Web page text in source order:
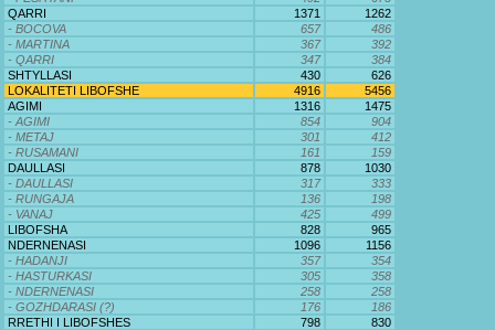
QARRI
1371
1262
- BOCOVA
657
486
- MARTINA
367
392
- QARRI
347
384
SHTYLLASI
430
626
LOKALITETI LIBOFSHE
4916
5456
AGIMI
1316
1475
- AGIMI
854
904
- METAJ
301
412
- RUSAMANI
161
159
DAULLASI
878
1030
- DAULLASI
317
333
- RUNGAJA
136
198
- VANAJ
425
499
LIBOFSHA
828
965
NDERNENASI
1096
1156
- HADANJI
357
354
- HASTURKASI
305
358
- NDERNENASI
258
258
- GOZHDARASI (?)
176
186
RRETHI I LIBOFSHES
798
830